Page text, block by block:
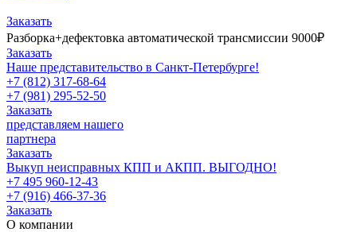
Заказать
Разборка+дефектовка автоматической трансмиссии 9000₽
Заказать
Наше представительство в Санкт-Петербурге!
+7 (812) 317-68-64
+7 (981) 295-52-50
Заказать
представляем нашего
партнера
Заказать
Выкуп неисправных КПП и АКПП. ВЫГОДНО!
+7 495 960-12-43
+7 (916) 466-37-36
Заказать
О компании